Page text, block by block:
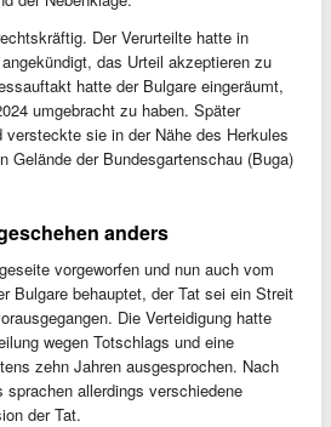
Der Verurteilte hatte in
das Urteil akzeptieren zu
hatte der Bulgare eingeräumt,
umgebracht zu haben. Später
sie in der Nähe des Herkules
Gelände der Bundesgartenschau (Buga)
anders
vorgeworfen und nun auch vom
Bulgare behauptet, der Tat sei ein Streit
Die Verteidigung hatte
wegen Totschlags und eine
zehn Jahren ausgesprochen. Nach
allerdings verschiedene
der Tat.